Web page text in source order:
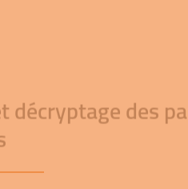
décryptage des